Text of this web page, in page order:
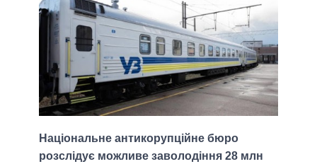
Національне антикорупційне бюро
розслідує можливе заволодіння 28 млн